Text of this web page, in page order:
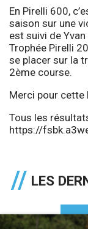
En Pirelli 600,
saison sur une
est suivi de
Trophée Pirelli
se placer sur la
2ème course.
Merci pour cette
Tous les
https://
LES